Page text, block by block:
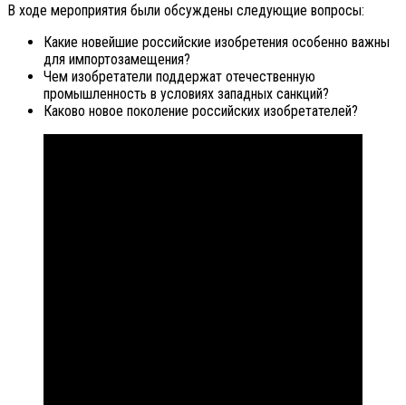
В ходе мероприятия были обсуждены следующие вопросы:
Какие новейшие российские изобретения особенно важны
для импортозамещения?
Чем изобретатели поддержат отечественную
промышленность в условиях западных санкций?
Каково новое поколение российских изобретателей?